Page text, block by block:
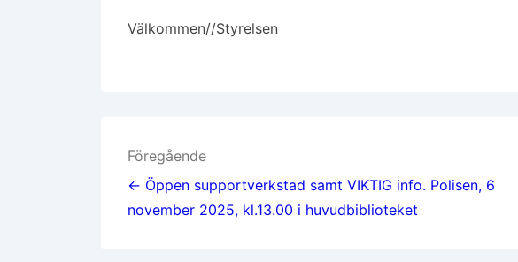
Välkommen//Styrelsen
Inläggsnavigering
Föregående
← Öppen supportverkstad samt VIKTIG info. Polisen, 6
november 2025, kl.13.00 i huvudbiblioteket